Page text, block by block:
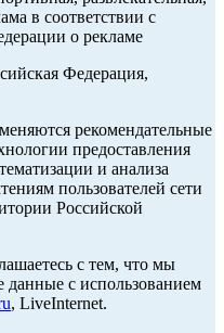
в соответствии с
о рекламе
Федерация,
рекомендательные
предоставления
и анализа
пользователей сети
Российской
с тем, что мы
данные с использованием
, LiveInternet.